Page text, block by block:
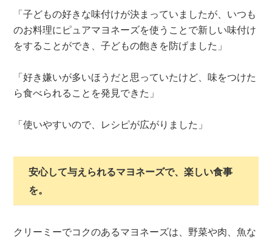
「子どもの好きな味付けが決まっていましたが、いつも
のお料理にピュアマヨネーズを使うことで新しい味付け
をすることができ、子どもの飽きを防げました」
「好き嫌いが多いほうだと思っていたけど、味をつけた
ら食べられることを発見できた」
「使いやすいので、レシピが広がりました」
安心して与えられるマヨネーズで、楽しい食事
を。
クリーミーでコクのあるマヨネーズは、野菜や肉、魚な